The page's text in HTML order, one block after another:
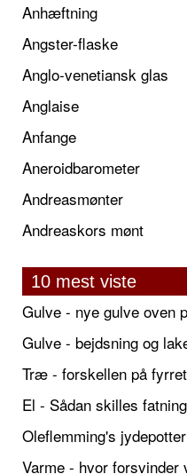
Anhæftning
Angster-flaske
Anglo-venetiansk glas
Anglaise
Anfange
Aneroidbarometer
Andreasmønter
Andreaskors mønt
10 mest viste
Gulve - nye gulve oven
Gulve - bejdsning og
Træ - forskellen på
El - Sådan skilles
Oleflemming's jydepotter
Varme - hvor forsvinder